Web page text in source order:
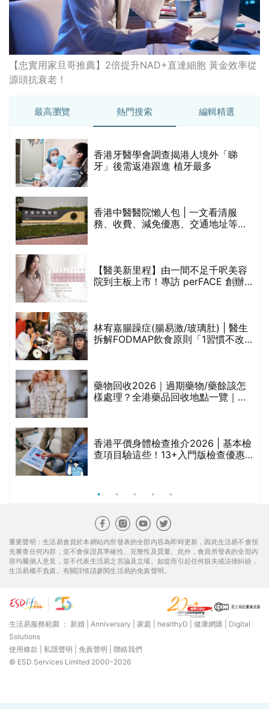
【忠實用家旦哥推薦】2倍提升NAD+直達細胞 黃金效率從
源頭抗衰老！
最高瀏覽 熱門搜索 編輯精選
香港牙醫學會調查揭港人境外「睇
牙」後需返港跟進 植牙最多
香港中醫醫院懶人包 | 一文看清服
務、收費、減免優惠、交通地址等
【醫美新里程】由一間不足千呎美容
院到主板上市！專訪 perFACE 創辦
林宥嘉腸躁症(腸易激/玻璃肚) | 醫生
拆解FODMAP飲食原則「1習慣不改
藥物回收2026｜過期藥物/藥餘該怎
樣處理？全港藥品回收地點一覽｜屈
香港平價身體檢查推介2026 | 基本檢
查項目驗這些！13+入門版檢查優惠
重要聲明：生活易會員於本網站內所發表的全部內容為即時更新，因此生活易不會預
先審查任何內容，並不會保證其準確性、完整性及質量。此外，會員所發表的全部內
容均屬個人意見，並不代表生活易之言論及立場。如從而引起任何損失或法律糾紛，
生活易概不負責。有關詳情請參閱生活易的免責聲明。
生活易服務範圍 ： 新婚 Anniversary 家庭 healthyD 健康網購
Digital
Solutions
使用條款
私隱聲明 免責聲明
聯絡我們
© ESD Services Limited 2000-2026